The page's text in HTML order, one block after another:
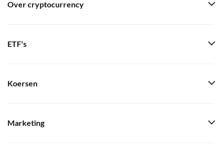
Over cryptocurrency
ETF's
Koersen
Marketing